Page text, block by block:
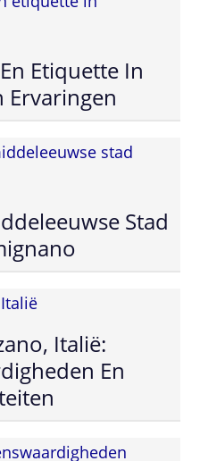
Etiquette In
Ervaringen
Stad
Italië:
En